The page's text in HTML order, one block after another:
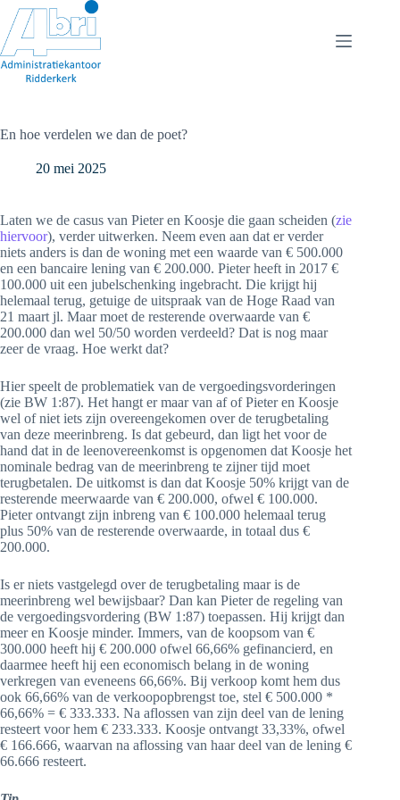
naar
de
inhoud
En hoe verdelen we dan de poet?
20 mei 2025
Laten we de casus van Pieter en Koosje die gaan scheiden (zie
hiervoor), verder uitwerken. Neem even aan dat er verder
niets anders is dan de woning met een waarde van € 500.000
en een bancaire lening van € 200.000. Pieter heeft in 2017 €
100.000 uit een jubelschenking ingebracht. Die krijgt hij
helemaal terug, getuige de uitspraak van de Hoge Raad van
21 maart jl. Maar moet de resterende overwaarde van €
200.000 dan wel 50/50 worden verdeeld? Dat is nog maar
zeer de vraag. Hoe werkt dat?
Hier speelt de problematiek van de vergoedingsvorderingen
(zie BW 1:87). Het hangt er maar van af of Pieter en Koosje
wel of niet iets zijn overeengekomen over de terugbetaling
van deze meerinbreng. Is dat gebeurd, dan ligt het voor de
hand dat in de leenovereenkomst is opgenomen dat Koosje het
nominale bedrag van de meerinbreng te zijner tijd moet
terugbetalen. De uitkomst is dan dat Koosje 50% krijgt van de
resterende meerwaarde van € 200.000, ofwel € 100.000.
Pieter ontvangt zijn inbreng van € 100.000 helemaal terug
plus 50% van de resterende overwaarde, in totaal dus €
200.000.
Is er niets vastgelegd over de terugbetaling maar is de
meerinbreng wel bewijsbaar? Dan kan Pieter de regeling van
de vergoedingsvordering (BW 1:87) toepassen. Hij krijgt dan
meer en Koosje minder. Immers, van de koopsom van €
300.000 heeft hij € 200.000 ofwel 66,66% gefinancierd, en
daarmee heeft hij een economisch belang in de woning
verkregen van eveneens 66,66%. Bij verkoop komt hem dus
ook 66,66% van de verkoopopbrengst toe, stel € 500.000 *
66,66% = € 333.333. Na aflossen van zijn deel van de lening
resteert voor hem € 233.333. Koosje ontvangt 33,33%, ofwel
€ 166.666, waarvan na aflossing van haar deel van de lening €
66.666 resteert.